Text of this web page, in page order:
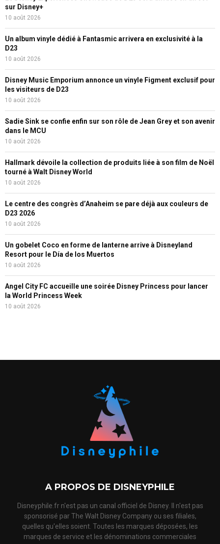
sur Disney+
10 août 2026
Un album vinyle dédié à Fantasmic arrivera en exclusivité à la
D23
10 août 2026
Disney Music Emporium annonce un vinyle Figment exclusif pour
les visiteurs de D23
10 août 2026
Sadie Sink se confie enfin sur son rôle de Jean Grey et son avenir
dans le MCU
10 août 2026
Hallmark dévoile la collection de produits liée à son film de Noël
tourné à Walt Disney World
10 août 2026
Le centre des congrès d’Anaheim se pare déjà aux couleurs de
D23 2026
10 août 2026
Un gobelet Coco en forme de lanterne arrive à Disneyland
Resort pour le Día de los Muertos
10 août 2026
Angel City FC accueille une soirée Disney Princess pour lancer
la World Princess Week
10 août 2026
A PROPOS DE DISNEYPHILE
Disneyphile.fr n'est pas un canal officiel de Disney. Il n'est pas
sponsorisé par The Walt Disney Company ou ses filiales,
quelles qu'elles soient. Toutes les marques déposées, les
marques de service et les dénominations commerciales